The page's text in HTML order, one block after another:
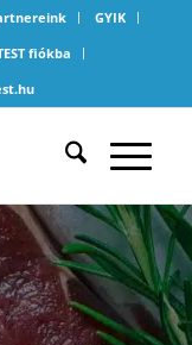
GYIK
fiókba